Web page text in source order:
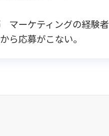
マーケティングの経験者
から応募がこない。